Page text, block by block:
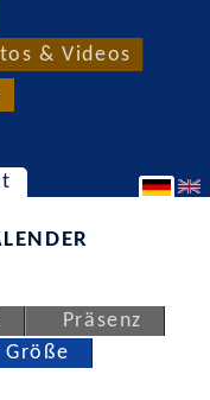
& Videos
Präsenz
Größe